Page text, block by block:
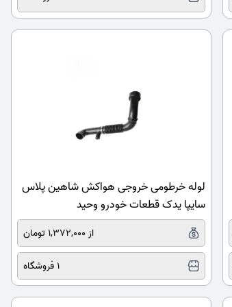
لوله خرطومی خروجی هواکش شاهین پلاس
سایپا یدک قطعات خودرو وحید
از 1,372,000 تومان
1 فروشگاه